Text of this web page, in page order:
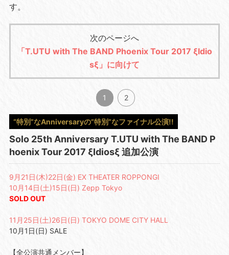
す。
次のページへ
「T.UTU with The BAND Phoenix Tour 2017 ξIdio
sξ」に向けて
1 2
“特別”なAnniversaryの”特別”なファイナル公演!!
Solo 25th Anniversary T.UTU with The BAND P
hoenix Tour 2017 ξIdiosξ 追加公演
9月21日(木)22日(金) EX THEATER ROPPONGI
10月14日(土)15日(日) Zepp Tokyo
SOLD OUT
11月25日(土)26日(日) TOKYO DOME CITY HALL
10月1日(日) SALE
【全公演共通メンバー】